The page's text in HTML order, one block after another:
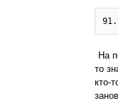
На
то
кто-